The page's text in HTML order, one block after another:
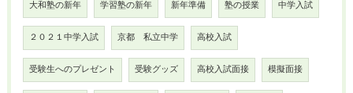
大和塾の新年 学習塾の新年 新年準備 塾の授業 中学入試
２０２１中学入試 京都 私立中学 高校入試
受験生へのプレゼント 受験グッズ 高校入試面接 模擬面接